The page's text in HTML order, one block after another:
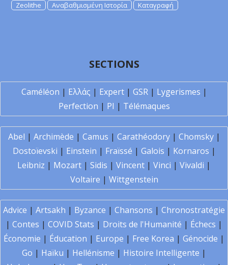
Zeolithe
Αναβαθμισμένη Ιστορία Καταγραφή
SECTIONS
Caméléon | Ελλάς | Expert| GSR| Lygerismes |
Perfection | PI | Télémaques
Abel | Archimède | Camus | Carathéodory| Chomsky|
Dostoïevski | Einstein | Fraïssé | Galois | Kornaros |
Leibniz | Mozart | Sidis | Vincent | Vinci | Vivaldi |
Voltaire | Wittgenstein
Advice | Artsakh | Byzance | Chansons | Chronostratégie
| Contes | COVID Stats | Droits de l'Humanité | Échecs |
Économie | Éducation | Europe | Free Korea | Génocide |
Go | Haïku | Hellénisme | Histoire Intelligente |